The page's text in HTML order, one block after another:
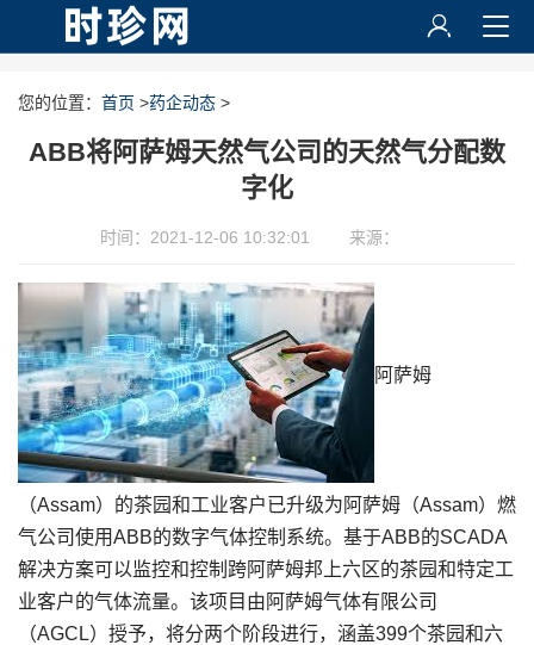
您的位置： 首页 >药企动态 >
ABB将阿萨姆天然气公司的天然气分配数
字化
时间：2021-12-06 10:32:01 来源：
阿萨姆
（Assam）的茶园和工业客户已升级为阿萨姆（Assam）燃
气公司使用ABB的数字气体控制系统。基于ABB的SCADA
解决方案可以监控和控制跨阿萨姆邦上六区的茶园和特定工
业客户的气体流量。该项目由阿萨姆气体有限公司
（AGCL）授予，将分两个阶段进行，涵盖399个茶园和六